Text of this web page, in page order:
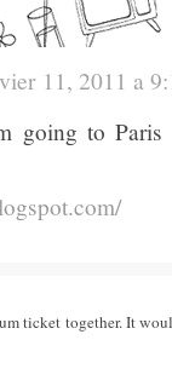
11, 2011 a
going to
ticket together. It